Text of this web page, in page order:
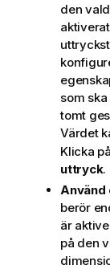
den
som
tomt
Värdet
Klicka på
uttryck.
berör
är
på den